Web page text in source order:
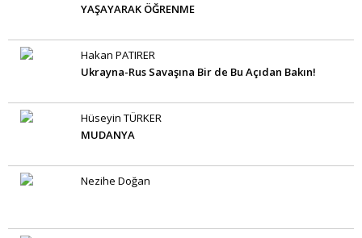
YAŞAYARAK ÖĞRENME
Hakan PATIRER
Ukrayna-Rus Savaşına Bir de Bu Açıdan Bakın!
Hüseyin TÜRKER
MUDANYA
Nezihe Doğan